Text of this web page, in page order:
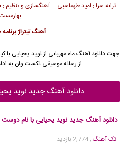
ترانه سرا : امید طهماسبی آهنگسازی و
بهارمست
آهنگ تیتراژ برنامه
جهت دانلود آهنگ ماه مهربانی ازنوید یحیایی
از رسانه موسیقی نکست وان به
دانلود آهنگ جدید نوید
دانلود آهنگ جدید نوید یحیایی با نام دوست
تک آهنگ , 2,774 بازدید